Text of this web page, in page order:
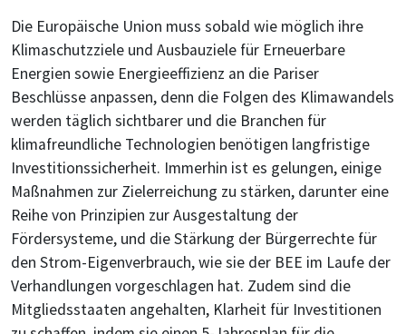
Die Europäische Union muss sobald wie möglich ihre
Klimaschutzziele und Ausbauziele für Erneuerbare
Energien sowie Energieeffizienz an die Pariser
Beschlüsse anpassen, denn die Folgen des Klimawandels
werden täglich sichtbarer und die Branchen für
klimafreundliche Technologien benötigen langfristige
Investitionssicherheit. Immerhin ist es gelungen, einige
Maßnahmen zur Zielerreichung zu stärken, darunter eine
Reihe von Prinzipien zur Ausgestaltung der
Fördersysteme, und die Stärkung der Bürgerrechte für
den Strom-Eigenverbrauch, wie sie der BEE im Laufe der
Verhandlungen vorgeschlagen hat. Zudem sind die
Mitgliedsstaaten angehalten, Klarheit für Investitionen